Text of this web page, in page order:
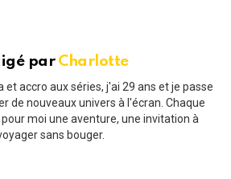
par Charlotte
et accro aux séries, j'ai 29 ans et je passe
de nouveaux univers à l'écran. Chaque
moi une aventure, une invitation à
sans bouger.